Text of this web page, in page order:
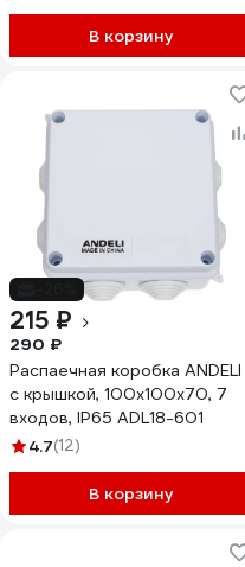
В корзину
215 ₽
290 ₽
Распаечная коробка ANDELI
с крышкой, 100х100х70, 7
входов, IP65 ADL18-601
4.7(12)
В корзину